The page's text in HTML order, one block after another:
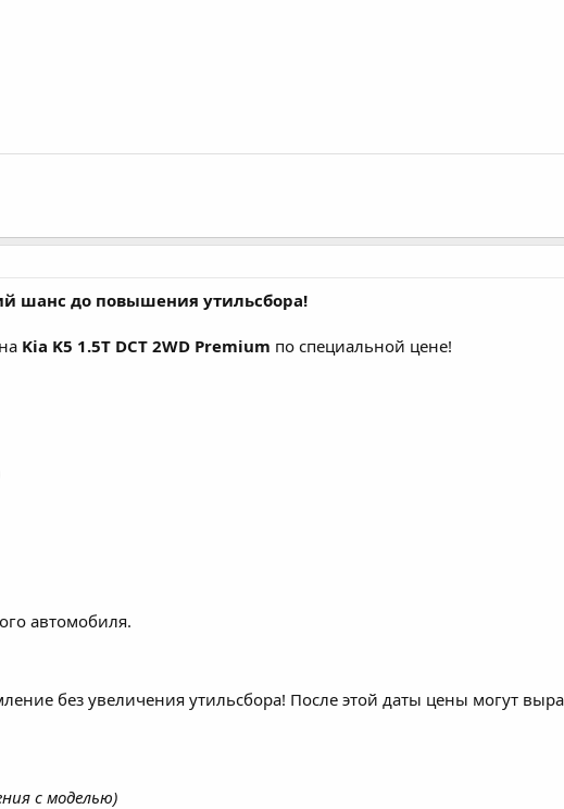
шанс до повышения утильсбора!
Kia K5 1.5T DCT 2WD Premium по специальной цене!
автомобиля.
без увеличения утильсбора! После этой даты цены могут
с моделью)